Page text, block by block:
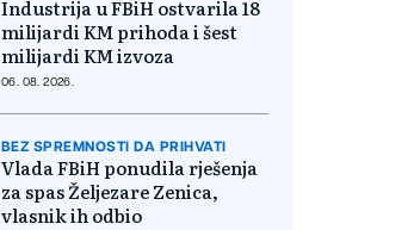
Industrija u FBiH ostvarila 18
milijardi KM prihoda i šest
milijardi KM izvoza
06. 08. 2026.
BEZ SPREMNOSTI DA PRIHVATI
Vlada FBiH ponudila rješenja
za spas Željezare Zenica,
vlasnik ih odbio